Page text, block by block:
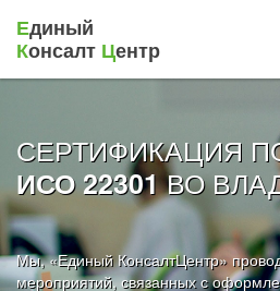
Единый
Консалт Центр
СЕРТИФИКАЦИЯ
ИСО 22301ВО
Мы, «Единый КонсалтЦентр»
мероприятий, связанных с